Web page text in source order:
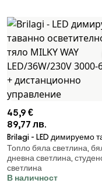
45,9 €
89,77 лв.
Brilagi - LED димируемо
осветително тяло MILKY
LED/36W/230V 3000-
дистанционно
Топло бяла светлина,
дневна светлина,
светлина
В наличност